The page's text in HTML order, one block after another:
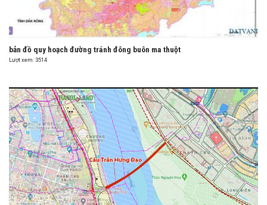
bản đồ quy hoạch đường tránh đông buôn ma thuột
Lượt xem: 3514